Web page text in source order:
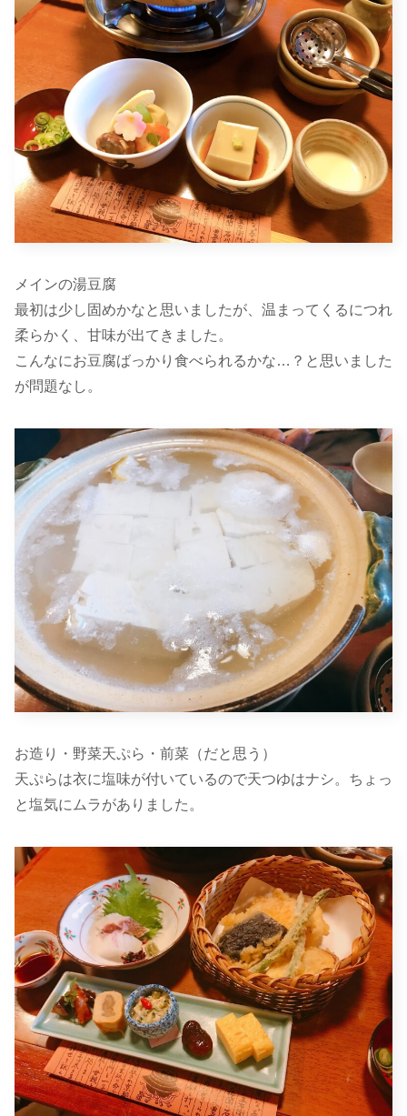
メインの湯豆腐
最初は少し固めかなと思いましたが、温まってくるにつれ
柔らかく、甘味が出てきました。
こんなにお豆腐ばっかり食べられるかな…？と思いました
が問題なし。
お造り・野菜天ぷら・前菜（だと思う）
天ぷらは衣に塩味が付いているので天つゆはナシ。ちょっ
と塩気にムラがありました。